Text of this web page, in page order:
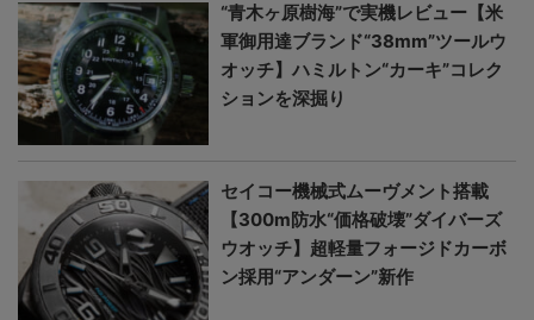
“青木ヶ原樹海”で実機レビュー【米
軍御用達ブランド“38mm”ツールウ
オッチ】ハミルトン“カーキ”コレク
ションを深掘り
セイコー機械式ムーヴメント搭載
【300m防水“価格破壊”ダイバーズ
ウオッチ】超軽量フォージドカーボ
ン採用“アンダーン”新作